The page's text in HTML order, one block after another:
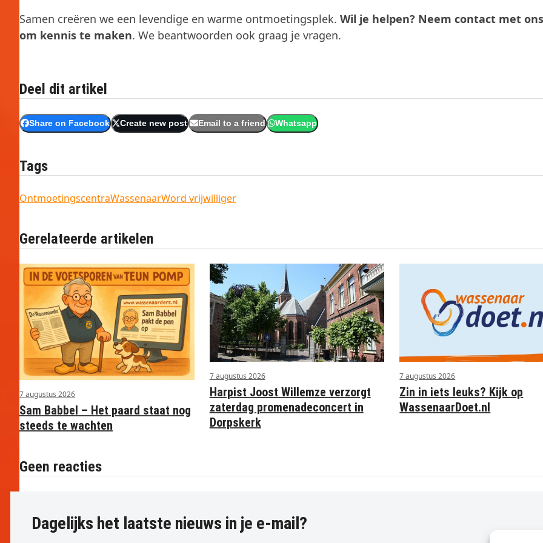
Samen creëren we een levendige en warme ontmoetingsplek. Wil je helpen? Neem contact met
om kennis te maken. We beantwoorden ook graag je vragen.
Deel dit artikel
Share on Facebook Create new post Email to a friend Whatsapp
Tags
OntmoetingscentraWassenaarWord vrijwilliger
Gerelateerde artikelen
7 augustus 2026
Sam Babbel – Het paard staat nog
steeds te wachten
7 augustus 2026
Harpist Joost Willemze verzorgt
zaterdag promenadeconcert in
Dorpskerk
7 augustus 2026
Zin in iets leuks? Kijk op
WassenaarDoet.nl
Geen reacties
Dagelijks het laatste nieuws in je e-mail?